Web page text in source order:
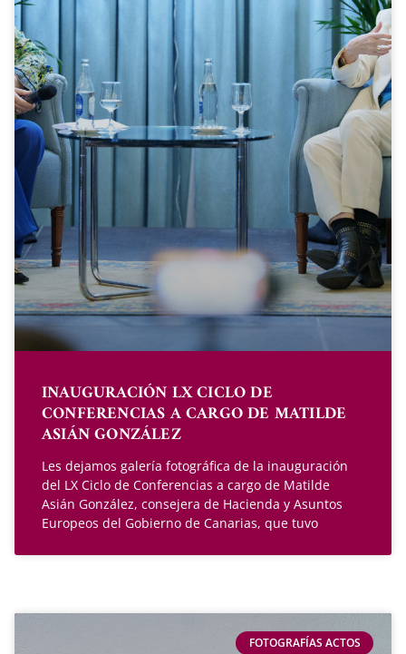
INAUGURACIÓN LX CICLO DE
CONFERENCIAS A CARGO DE MATILDE
ASIÁN GONZÁLEZ
Les dejamos galería fotográfica de la inauguración
del LX Ciclo de Conferencias a cargo de Matilde
Asián González, consejera de Hacienda y Asuntos
Europeos del Gobierno de Canarias, que tuvo
FOTOGRAFÍAS ACTOS